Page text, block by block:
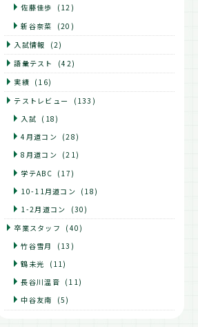
佐藤佳歩
(12)
新谷奈菜
(20)
入試情報
(2)
語彙テスト
(42)
実績 (16)
テストレビュー
(133)
入試 (18)
4月道コン
(28)
8月道コン
(21)
学テABC (17)
10-11月道コン
(18)
1-2月道コン
(30)
卒業スタッフ
(40)
竹谷雪月
(13)
鶴未光
(11)
長谷川温音 (11)
中谷友南
(5)